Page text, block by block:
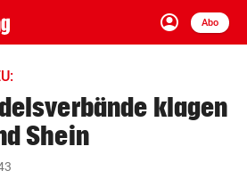
account_circle
Anmelden
Abo
close Schließen
klagen
Shein